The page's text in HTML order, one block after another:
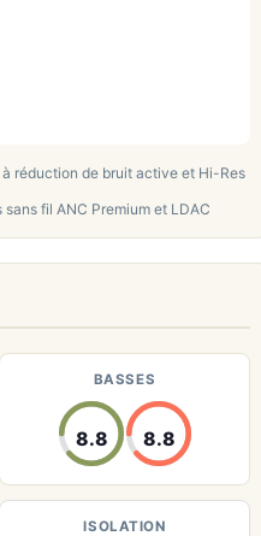
réduction de bruit active et Hi-Res
fil ANC Premium et LDAC
BASSES
8.8 8.8
ISOLATION